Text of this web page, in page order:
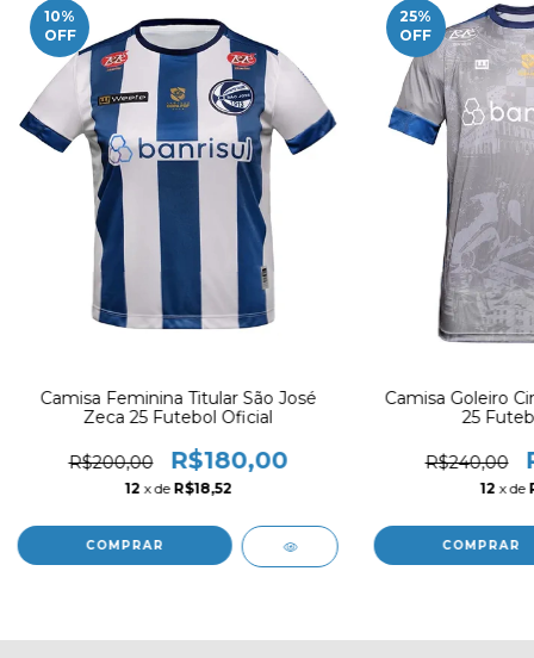
10%
OFF
Camisa Feminina Titular São José
Zeca 25 Futebol Oficial
R$200,00 R$180,00
12 x de R$18,52
COMPRAR
25%
OFF
Camisa Goleiro
25
R$240,00
12 x de
COMPRAR